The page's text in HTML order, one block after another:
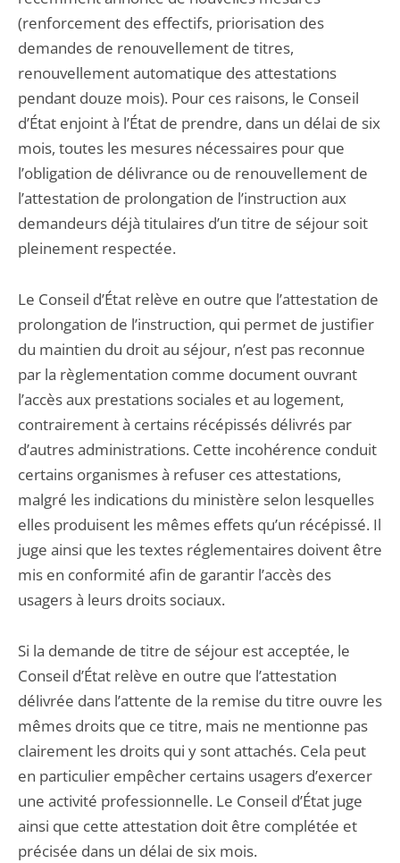
(renforcement des effectifs, priorisation des
demandes de renouvellement de titres,
renouvellement automatique des attestations
pendant douze mois). Pour ces raisons, le Conseil
d’État enjoint à l’État de prendre, dans un délai de six
mois, toutes les mesures nécessaires pour que
l’obligation de délivrance ou de renouvellement de
l’attestation de prolongation de l’instruction aux
demandeurs déjà titulaires d’un titre de séjour soit
pleinement respectée.
Le Conseil d’État relève en outre que l’attestation de
prolongation de l’instruction, qui permet de justifier
du maintien du droit au séjour, n’est pas reconnue
par la règlementation comme document ouvrant
l’accès aux prestations sociales et au logement,
contrairement à certains récépissés délivrés par
d’autres administrations. Cette incohérence conduit
certains organismes à refuser ces attestations,
malgré les indications du ministère selon lesquelles
elles produisent les mêmes effets qu’un récépissé. Il
juge ainsi que les textes réglementaires doivent être
mis en conformité afin de garantir l’accès des
usagers à leurs droits sociaux.
Si la demande de titre de séjour est acceptée, le
Conseil d’État relève en outre que l’attestation
délivrée dans l’attente de la remise du titre ouvre les
mêmes droits que ce titre, mais ne mentionne pas
clairement les droits qui y sont attachés. Cela peut
en particulier empêcher certains usagers d’exercer
une activité professionnelle. Le Conseil d’État juge
ainsi que cette attestation doit être complétée et
précisée dans un délai de six mois.